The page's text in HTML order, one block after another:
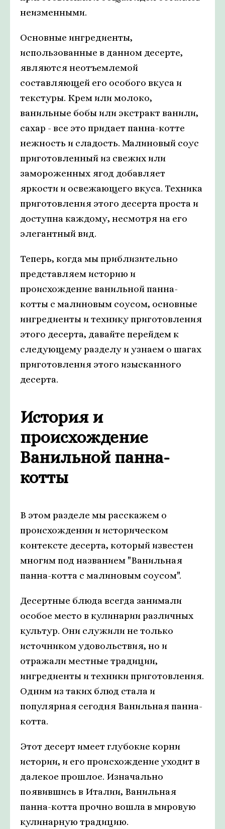
неизменными.
Основные ингредиенты,
использованные в данном десерте,
являются неотъемлемой
составляющей его особого вкуса и
текстуры. Крем или молоко,
ванильные бобы или экстракт ванили,
сахар - все это придает панна-котте
нежность и сладость. Малиновый соус
приготовленный из свежих или
замороженных ягод добавляет
яркости и освежающего вкуса. Техника
приготовления этого десерта проста и
доступна каждому, несмотря на его
элегантный вид.
Теперь, когда мы приблизительно
представляем историю и
происхождение ванильной панна-
котты с малиновым соусом, основные
ингредиенты и технику приготовления
этого десерта, давайте перейдем к
следующему разделу и узнаем о шагах
приготовления этого изысканного
десерта.
История и
происхождение
Ванильной панна-
котты
В этом разделе мы расскажем о
происхождении и историческом
контексте десерта, который известен
многим под названием "Ванильная
панна-котта с малиновым соусом".
Десертные блюда всегда занимали
особое место в кулинарии различных
культур. Они служили не только
источником удовольствия, но и
отражали местные традиции,
ингредиенты и техники приготовления.
Одним из таких блюд стала и
популярная сегодня Ванильная панна-
котта.
Этот десерт имеет глубокие корни
истории, и его происхождение уходит в
далекое прошлое. Изначально
появившись в Италии, Ванильная
панна-котта прочно вошла в мировую
кулинарную традицию.